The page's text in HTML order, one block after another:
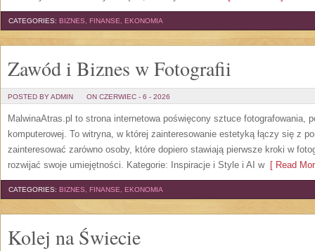
CATEGORIES: BIZNES, FINANSE, EKONOMIA
Zawód i Biznes w Fotografii
POSTED BY ADMIN ON CZERWIEC - 6 - 2026
MalwinaAtras.pl to strona internetowa poświęcony sztuce fotografowania,
komputerowej. To witryna, w której zainteresowanie estetyką łączy się z
zainteresować zarówno osoby, które dopiero stawiają pierwsze kroki w
rozwijać swoje umiejętności. Kategorie: Inspiracje i Style i AI w[ Read
CATEGORIES: BIZNES, FINANSE, EKONOMIA
Kolej na Świecie